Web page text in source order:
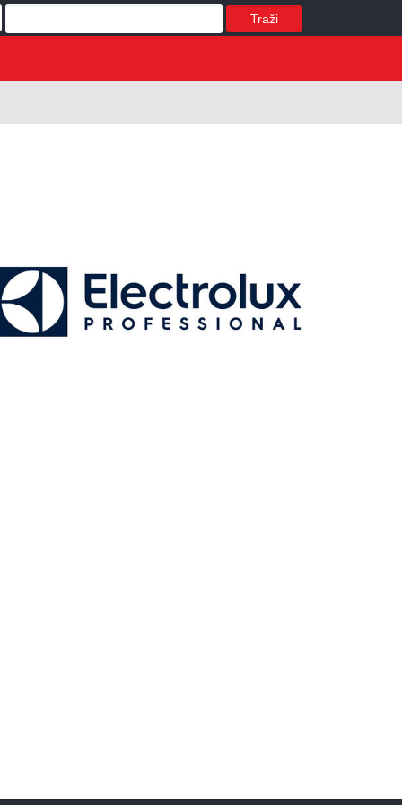
Traži